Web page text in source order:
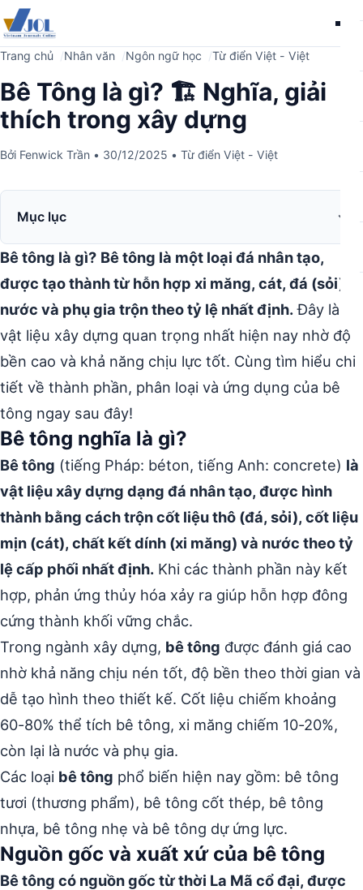
Trang chủ Nhân văn Ngôn ngữ học Từ điển Việt - Việt
Bê Tông là gì? 🏗️ Nghĩa, giải
thích trong xây dựng
Bởi Fenwick Trần • 30/12/2025 • Từ điển Việt - Việt
Mục lục
Bê tông là gì? Bê tông là một loại đá nhân tạo,
được tạo thành từ hỗn hợp xi măng, cát, đá (sỏi),
nước và phụ gia trộn theo tỷ lệ nhất định.Đây là
vật liệu xây dựng quan trọng nhất hiện nay nhờ độ
bền cao và khả năng chịu lực tốt. Cùng tìm hiểu chi
tiết về thành phần, phân loại và ứng dụng của bê
tông ngay sau đây!
Bê tông nghĩa là gì?
Bê tông (tiếng Pháp: béton, tiếng Anh: concrete) là
vật liệu xây dựng dạng đá nhân tạo, được hình
thành bằng cách trộn cốt liệu thô (đá, sỏi), cốt liệu
mịn (cát), chất kết dính (xi măng) và nước theo tỷ
lệ cấp phối nhất định. Khi các thành phần này kết
hợp, phản ứng thủy hóa xảy ra giúp hỗn hợp đông
cứng thành khối vững chắc.
Trong ngành xây dựng, bê tông được đánh giá cao
nhờ khả năng chịu nén tốt, độ bền theo thời gian và
dễ tạo hình theo thiết kế. Cốt liệu chiếm khoảng
60-80% thể tích bê tông, xi măng chiếm 10-20%,
còn lại là nước và phụ gia.
Các loại bê tông phổ biến hiện nay gồm: bê tông
tươi (thương phẩm), bê tông cốt thép, bê tông
nhựa, bê tông nhẹ và bê tông dự ứng lực.
Nguồn gốc và xuất xứ của bê tông
Bê tông có nguồn gốc từ thời La Mã cổ đại, được